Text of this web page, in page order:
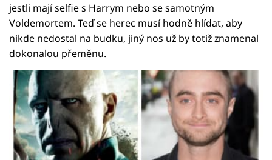
jestli mají selfie s Harrym nebo se samotným
Voldemortem. Teď se herec musí hodně hlídat, aby
nikde nedostal na budku, jiný nos už by totiž znamenal
dokonalou přeměnu.